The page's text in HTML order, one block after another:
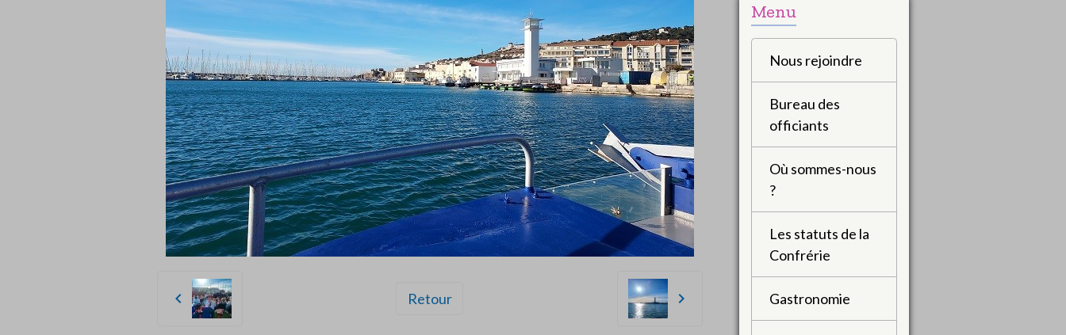
Retour
Menu
Nous rejoindre
Bureau des
officiants
Où sommes-nous
?
Les statuts de la
Confrérie
Gastronomie